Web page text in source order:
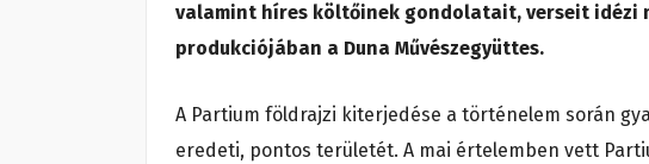
valamint híres költőinek gondolatait, verseit idézi
produkciójában a Duna Művészegyüttes.
A Partium földrajzi kiterjedése a történelem során
eredeti, pontos területét. A mai értelemben vett